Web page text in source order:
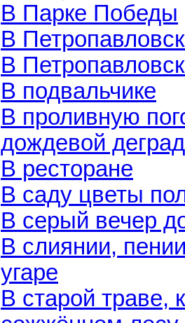
В Парке Победы
В
В
В подвальчике
В проливную
дождевой
В ресторане
В саду цветы
В серый вечер
В слиянии,
угаре
В старой траве,